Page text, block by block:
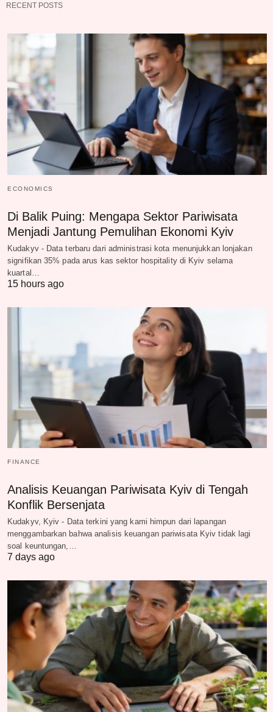
RECENT POSTS
ECONOMICS
Di Balik Puing: Mengapa Sektor Pariwisata
Menjadi Jantung Pemulihan Ekonomi Kyiv
Kudakyv - Data terbaru dari administrasi kota menunjukkan lonjakan
signifikan 35% pada arus kas sektor hospitality di Kyiv selama
kuartal…
15 hours ago
FINANCE
Analisis Keuangan Pariwisata Kyiv di Tengah
Konflik Bersenjata
Kudakyv, Kyiv - Data terkini yang kami himpun dari lapangan
menggambarkan bahwa analisis keuangan pariwisata Kyiv tidak lagi
soal keuntungan,…
7 days ago